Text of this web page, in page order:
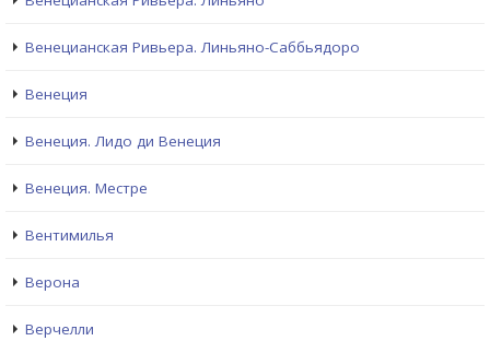
Венецианская Ривьера. Линьяно-Саббьядоро
Венеция
Венеция. Лидо ди Венеция
Венеция. Местре
Вентимилья
Верона
Верчелли